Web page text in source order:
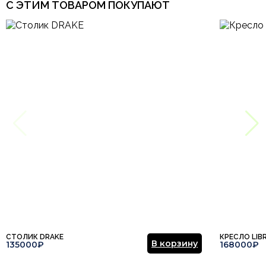
С ЭТИМ ТОВАРОМ ПОКУПАЮТ
СТОЛИК DRAKE
135000₽ В корзину
КРЕСЛО
168000₽